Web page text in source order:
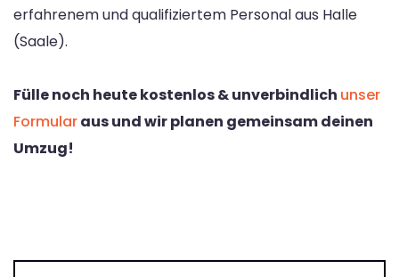
erfahrenem und qualifiziertem Personal aus Halle
(Saale).
Fülle noch heute kostenlos & unverbindlich unser
Formularaus und wir planen gemeinsam deinen
Umzug!